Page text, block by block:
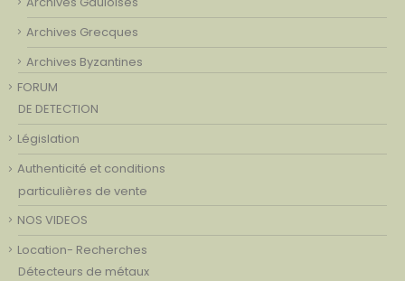
Archives Grecques
Archives Byzantines
FORUM
DE DETECTION
Législation
Authenticité et conditions
particulières de vente
NOS VIDEOS
Location- Recherches
Détecteurs de métaux